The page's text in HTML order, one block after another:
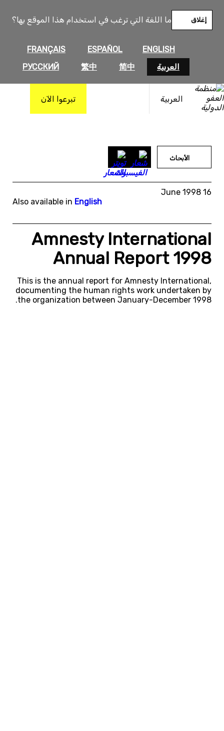
ما اللغة التي ترغب في استخدام هذا الموقع بها؟
ENGLISH
ESPAÑOL
FRANÇAIS
العربية
简中
繁中
РУССКИЙ
إغلاق
العربية تبرعوا الآن
المحتوى
الأبحاث
16 June 1998
Also available in English
Amnesty International
Annual Report 1998
This is the annual report for Amnesty International,
documenting the human rights work undertaken by
the organization between January-December 1998.